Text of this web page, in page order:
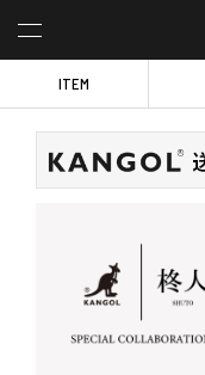
ITEM